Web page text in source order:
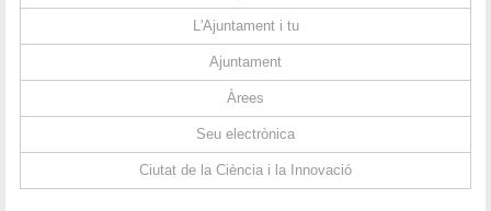
L'Ajuntament i tu
Ajuntament
Àrees
Seu electrònica
Ciutat de la Ciència i la Innovació